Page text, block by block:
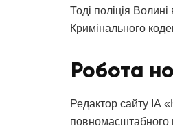
Тоді поліція
Кримінального
Робота
Редактор сайту ІА
повномасштабного